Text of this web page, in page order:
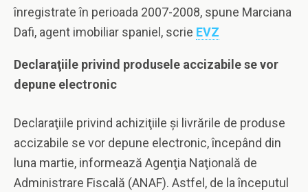
înregistrate în perioada 2007-2008, spune Marciana
Dafi, agent imobiliar spaniel, scrie EVZ
Declaraţiile privind produsele accizabile se vor
depune electronic
Declaraţiile privind achiziţiile şi livrările de produse
accizabile se vor depune electronic, începând din
luna martie, informează Agenţia Naţională de
Administrare Fiscală (ANAF). Astfel, de la începutul